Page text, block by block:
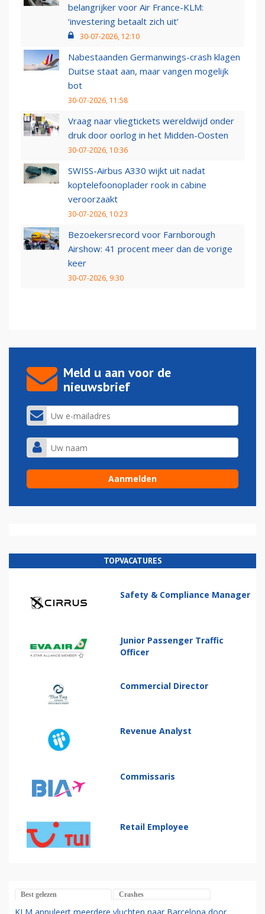
belangrijker voor Air France-KLM:
‘investering betaalt zich uit’
30-07-2026, 12:10
Nabestaanden Germanwings-crash klagen
Duitse staat aan, maar vangen mogelijk
bot
30-07-2026, 11:58
Vraag naar vliegtickets wereldwijd onder
druk door oorlog in het Midden-Oosten
30-07-2026, 10:36
SWISS-Airbus A330 wijkt uit nadat
koptelefoonoplader rook in cabine
veroorzaakt
30-07-2026, 10:23
Bezoekersrecord voor Farnborough
Airshow: 41 procent meer dan de vorige
keer
30-07-2026, 9:30
Meld u aan voor de
nieuwsbrief
TOPVACATURES
Safety & Compliance Manager
Junior Passenger Traffic
Officer
Commercial Director
Revenue Analyst
Commissaris
Retail Employee
Best gelezen Crashes